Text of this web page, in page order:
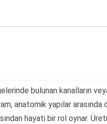
bulunan kanalların
anatomik yapılar
hayati bir rol oynar.